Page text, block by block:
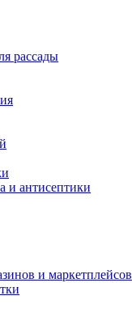
рассады
и антисептики
и маркетплейсов